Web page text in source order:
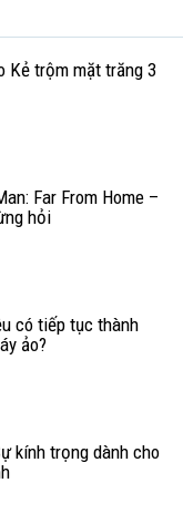
Kẻ trộm mặt trăng 3
Far From Home –
hỏi
có tiếp tục thành
ảo?
kính trọng dành cho